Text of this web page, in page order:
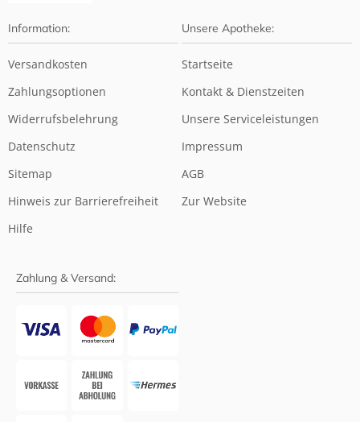
Information:
Versandkosten
Zahlungsoptionen
Widerrufsbelehrung
Datenschutz
Sitemap
Hinweis zur Barrierefreiheit
Hilfe
Unsere Apotheke:
Startseite
Kontakt & Dienstzeiten
Unsere Serviceleistungen
Impressum
AGB
Zur Website
Zahlung & Versand: